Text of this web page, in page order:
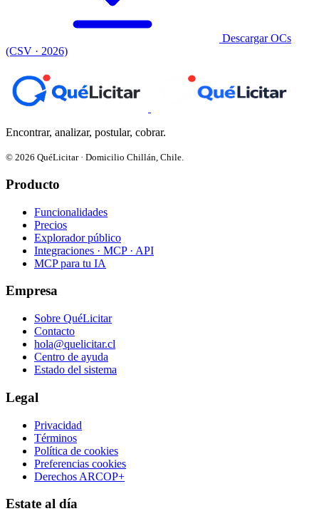
Descargar OCs
(CSV · 2026)
Encontrar, analizar, postular, cobrar.
© 2026 QuéLicitar · Domicilio Chillán, Chile.
Producto
Funcionalidades
Precios
Explorador público
Integraciones · MCP · API
MCP para tu IA
Empresa
Sobre QuéLicitar
Contacto
hola@quelicitar.cl
Centro de ayuda
Estado del sistema
Legal
Privacidad
Términos
Política de cookies
Preferencias cookies
Derechos ARCOP+
Estate al día